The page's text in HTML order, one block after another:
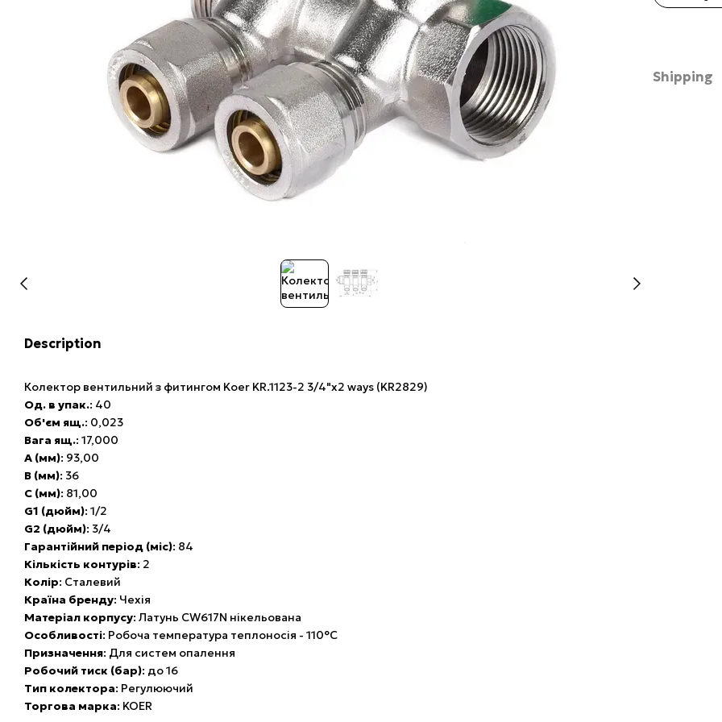
Description
Колектор вентильний з фитингом Koer KR.1123-2 3/4"x2 ways (KR2829)
Од. в упак.: 40
Об'єм ящ.: 0,023
Вага ящ.: 17,000
A (мм): 93,00
B (мм): 36
C (мм): 81,00
G1 (дюйм): 1/2
G2 (дюйм): 3/4
Гарантійний період (міс): 84
Кількість контурів: 2
Колір: Сталевий
Країна бренду: Чехія
Матеріал корпусу: Латунь CW617N нікельована
Особливості: Робоча температура теплоносія - 110°С
Призначення: Для систем опалення
Робочий тиск (бар): до 16
Тип колектора: Регулюючий
Торгова марка: KOER
Shipping